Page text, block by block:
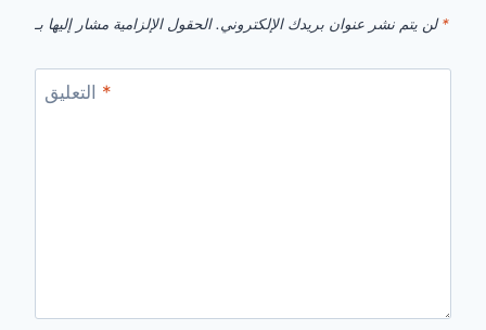
لن يتم نشر عنوان بريدك الإلكتروني.الحقول الإلزامية مشار إليها بـ*
*